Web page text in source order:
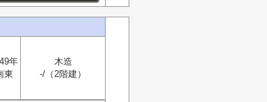
年
東
木造
-/（2階建）